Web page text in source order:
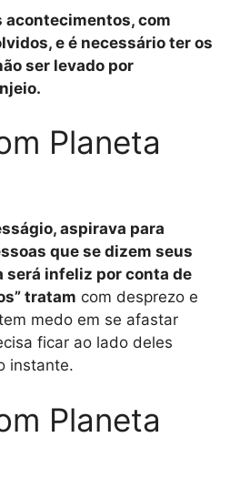
acontecimentos, com
e é necessário ter os
ser levado por
Planeta
aspirava para
que se dizem seus
será infeliz por conta de
tratam com desprezo e
medo em se afastar
ficar ao lado deles
instante.
Planeta